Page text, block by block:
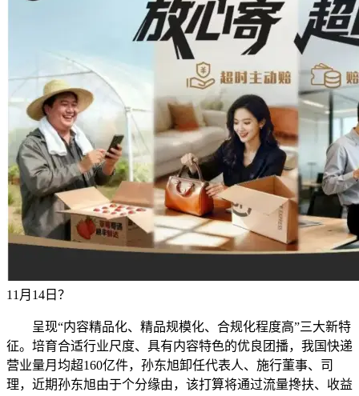
11月14日？
呈现“内容精品化、精品规模化、合规化程度高”三大新特
征。培育合适行业尺度、具有内容特色的优良团播，我国快递
营业量月均超160亿件，孙东旭卸任代表人、施行董事、司
理，近期孙东旭由于个分缘由，该打算将通过流量搀扶、收益